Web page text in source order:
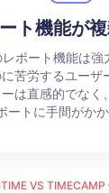
ト機能が
ポート機能は強
苦労するユーザ
は直感的でなく
ートに手間がかか
VS